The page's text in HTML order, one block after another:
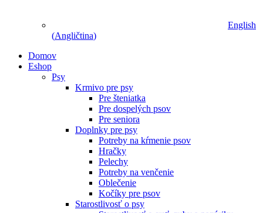
English
(Angličtina)
Domov
Eshop
Psy
Krmivo pre psy
Pre šteniatka
Pre dospelých psov
Pre seniora
Doplnky pre psy
Potreby na kŕmenie psov
Hračky
Pelechy
Potreby na venčenie
Oblečenie
Kočíky pre psov
Starostlivosť o psy